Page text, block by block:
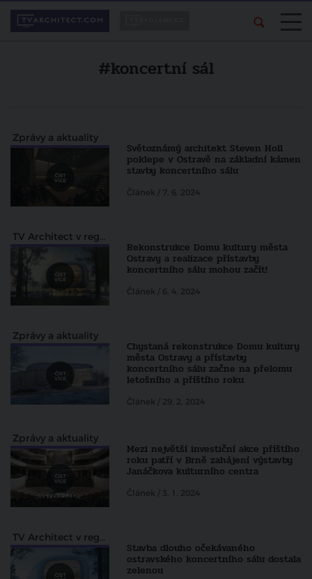
#koncertní sál
Zprávy a aktuality
Světoznámý architekt Steven Holl
poklepe v Ostravě na základní kámen
stavby koncertního sálu
Článek / 7. 6. 2024
TV Architect v regionech
Rekonstrukce Domu kultury města
Ostravy a realizace přístavby
koncertního sálu mohou začít!
Článek / 6. 4. 2024
Zprávy a aktuality
Chystaná rekonstrukce Domu kultury
města Ostravy a přístavby
koncertního sálu začne na přelomu
letošního a příštího roku
Článek / 29. 2. 2024
Zprávy a aktuality
Mezi největší investiční akce příštího
roku patří v Brně zahájení výstavby
Janáčkova kulturního centra
Článek / 3. 1. 2024
TV Architect v regionech
Stavba dlouho očekávaného
ostravského koncertního sálu dostala
zelenou